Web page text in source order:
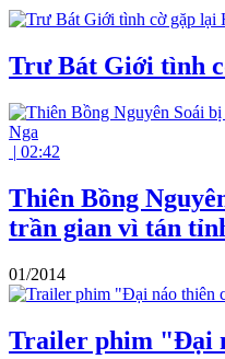
Trư Bát Giới tình
| 02:42
Thiên Bồng
trần gian vì tán
01/2014
Trailer phim "Đại